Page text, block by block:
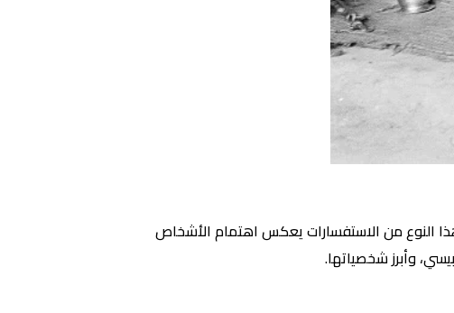
النوع من الاستفسارات يعكس اهتمام الأشخاص
وأبرز شخصياتها.